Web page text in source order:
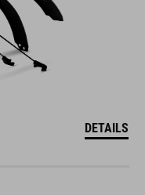
DETAILS